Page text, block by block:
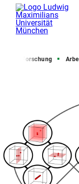
Forschung